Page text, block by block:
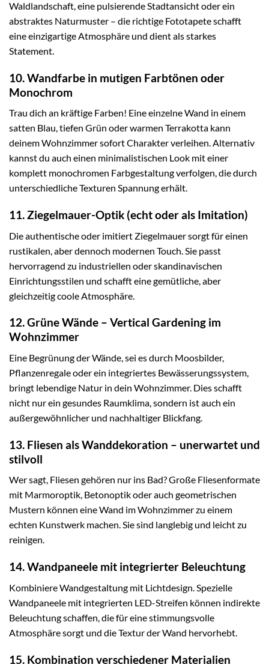
Waldlandschaft, eine pulsierende Stadtansicht oder ein
abstraktes Naturmuster – die richtige Fototapete schafft
eine einzigartige Atmosphäre und dient als starkes
Statement.
10. Wandfarbe in mutigen Farbtönen oder
Monochrom
Trau dich an kräftige Farben! Eine einzelne Wand in einem
satten Blau, tiefen Grün oder warmen Terrakotta kann
deinem Wohnzimmer sofort Charakter verleihen. Alternativ
kannst du auch einen minimalistischen Look mit einer
komplett monochromen Farbgestaltung verfolgen, die durch
unterschiedliche Texturen Spannung erhält.
11. Ziegelmauer-Optik (echt oder als Imitation)
Die authentische oder imitiert Ziegelmauer sorgt für einen
rustikalen, aber dennoch modernen Touch. Sie passt
hervorragend zu industriellen oder skandinavischen
Einrichtungsstilen und schafft eine gemütliche, aber
gleichzeitig coole Atmosphäre.
12. Grüne Wände – Vertical Gardening im
Wohnzimmer
Eine Begrünung der Wände, sei es durch Moosbilder,
Pflanzenregale oder ein integriertes Bewässerungssystem,
bringt lebendige Natur in dein Wohnzimmer. Dies schafft
nicht nur ein gesundes Raumklima, sondern ist auch ein
außergewöhnlicher und nachhaltiger Blickfang.
13. Fliesen als Wanddekoration – unerwartet und
stilvoll
Wer sagt, Fliesen gehören nur ins Bad? Große Fliesenformate
mit Marmoroptik, Betonoptik oder auch geometrischen
Mustern können eine Wand im Wohnzimmer zu einem
echten Kunstwerk machen. Sie sind langlebig und leicht zu
reinigen.
14. Wandpaneele mit integrierter Beleuchtung
Kombiniere Wandgestaltung mit Lichtdesign. Spezielle
Wandpaneele mit integrierten LED-Streifen können indirekte
Beleuchtung schaffen, die für eine stimmungsvolle
Atmosphäre sorgt und die Textur der Wand hervorhebt.
15. Kombination verschiedener Materialien